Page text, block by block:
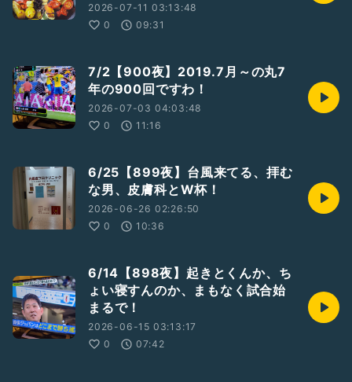
2026-07-11 03:13:48
0
09:31
7/2【900夜】2019.7月～の丸7
年の900回ですわ！
2026-07-03 04:03:48
0
11:16
6/25【899夜】台風来てる、拝む
な男、皮膚科とW杯！
2026-06-26 02:26:50
0
10:36
6/14【898夜】起きとくんか、ち
ょい寝すんのか、まもなく試合始
まるで！
2026-06-15 03:13:17
0
07:42